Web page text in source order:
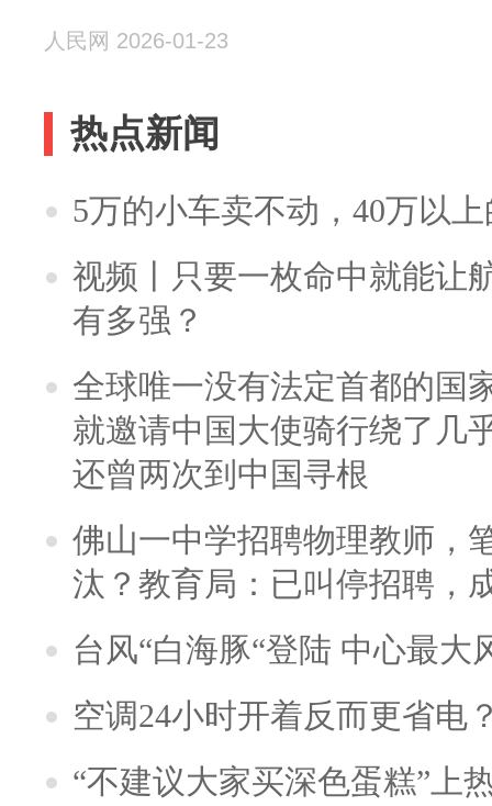
人民网 2026-01-23
热点新闻
5万的小车卖不动，40万以
视频丨只要一枚命中就能让
有多强？
全球唯一没有法定首都的国
就邀请中国大使骑行绕了几
还曾两次到中国寻根
佛山一中学招聘物理教师，
汰？教育局：已叫停招聘，
台风“白海豚“登陆 中心最大
空调24小时开着反而更省电
“不建议大家买深色蛋糕”上